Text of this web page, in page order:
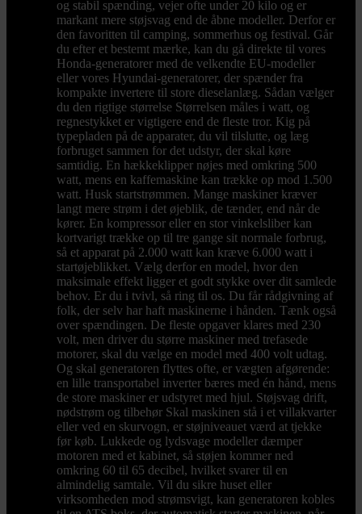
og stabil spænding, vejer ofte under 20 kilo og er
markant mere støjsvag end de åbne modeller. Derfor er
den favoritten til camping, sommerhus og festival. Går
du efter et bestemt mærke, kan du gå direkte til vores
Honda-generatorer med de velkendte EU-modeller
eller vores Hyundai-generatorer, der spænder fra
kompakte invertere til store dieselanlæg. Sådan vælger
du den rigtige størrelse Størrelsen måles i watt, og
regnestykket er vigtigere end de fleste tror. Kig på
typepladen på de apparater, du vil tilslutte, og læg
forbruget sammen for det udstyr, der skal køre
samtidig. En hækkeklipper nøjes med omkring 500
watt, mens en kaffemaskine kan trække op mod 1.500
watt. Husk startstrømmen. Mange maskiner kræver
langt mere strøm i det øjeblik, de tænder, end når de
kører. En kompressor eller en stor vinkelsliber kan
kortvarigt trække op til tre gange sit normale forbrug,
så et apparat på 2.000 watt kan kræve 6.000 watt i
startøjeblikket. Vælg derfor en model, hvor den
maksimale effekt ligger et godt stykke over dit samlede
behov. Er du i tvivl, så ring til os. Du får rådgivning af
folk, der selv har haft maskinerne i hånden. Tænk også
over spændingen. De fleste opgaver klares med 230
volt, men driver du større maskiner med trefasede
motorer, skal du vælge en model med 400 volt udtag.
Og skal generatoren flyttes ofte, er vægten afgørende:
en lille transportabel inverter bæres med én hånd, mens
de store maskiner er udstyret med hjul. Støjsvag drift,
nødstrøm og tilbehør Skal maskinen stå i et villakvarter
eller ved en skurvogn, er støjniveauet værd at tjekke
før køb. Lukkede og lydsvage modeller dæmper
motoren med et kabinet, så støjen kommer ned
omkring 60 til 65 decibel, hvilket svarer til en
almindelig samtale. Vil du sikre huset eller
virksomheden mod strømsvigt, kan generatoren kobles